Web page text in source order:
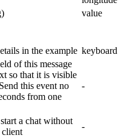
value
in the example keyboard
of this message
so that it is visible
this event no
from one
-
a chat without
client
-